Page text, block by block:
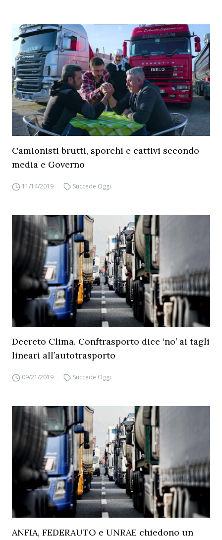
Camionisti brutti, sporchi e cattivi secondo
media e Governo
11/14/2019 Succede Oggi
Decreto Clima. Conftrasporto dice ‘no’ ai tagli
lineari all’autotrasporto
09/21/2019 Succede Oggi
ANFIA, FEDERAUTO e UNRAE chiedono un